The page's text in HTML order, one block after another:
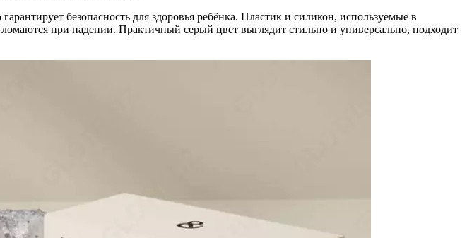
безопасность для здоровья ребёнка. Пластик и силикон, используемые в
при падении. Практичный серый цвет выглядит стильно и универсально, подходит